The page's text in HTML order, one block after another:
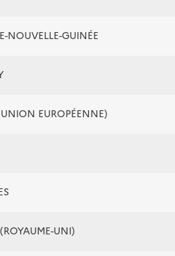
NOUVELLE-GUINÉE
EUROPÉENNE)
UNI)